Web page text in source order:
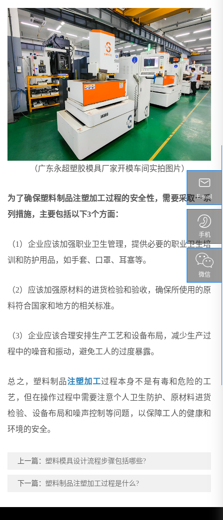
（广东永超塑胶模具厂家开模车间实拍图片）
为了确保塑料制品注塑加工过程的安全性，需要采取一系
列措施，主要包括以下3个方面：
（1）企业应该加强职业卫生管理，提供必要的职业卫生培
训和防护用品，如手套、口罩、耳塞等。
（2）应该加强原材料的进货检验和验收，确保所使用的原
料符合国家和地方的相关标准。
（3）企业应该合理安排生产工艺和设备布局，减少生产过
程中的噪音和振动，避免工人的过度暴露。
总之，塑料制品注塑加工过程本身不是有毒和危险的工
艺，但在操作过程中需要注意个人卫生防护、原材料进货
检验、设备布局和噪声控制等问题，以保障工人的健康和
环境的安全。
上一篇：塑料模具设计流程步骤包括哪些?
下一篇：塑料制品注塑加工过程是什么?
E-mail
手机
微信